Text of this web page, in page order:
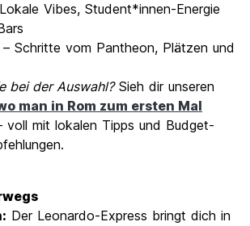
Vibes, Student*innen-Energie
– Schritte vom Pantheon, Plätzen und
bei der Auswahl?Sieh dir unseren
man in Rom zum ersten Mal
mit lokalen Tipps und Budget-
Der Leonardo-Express bringt dich in